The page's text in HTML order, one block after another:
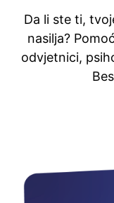
Da li ste ti,
nasilja?
odvjetnici,